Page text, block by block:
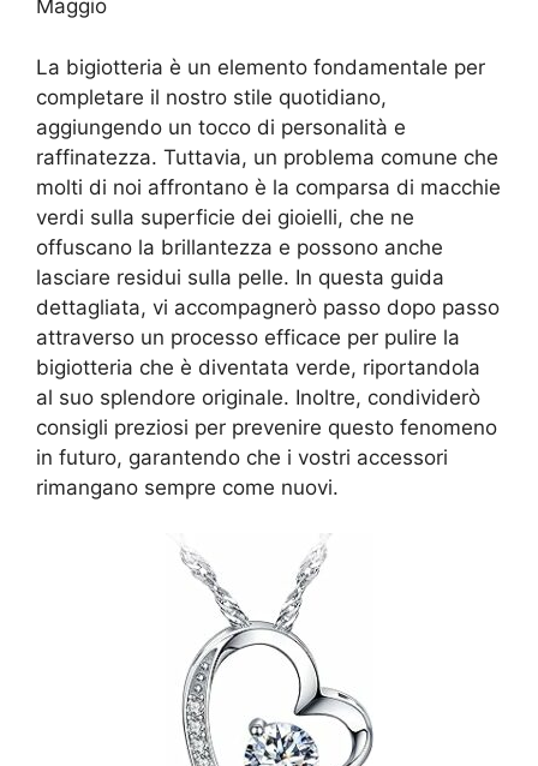
Maggio
La bigiotteria è un elemento fondamentale per
completare il nostro stile quotidiano,
aggiungendo un tocco di personalità e
raffinatezza. Tuttavia, un problema comune che
molti di noi affrontano è la comparsa di macchie
verdi sulla superficie dei gioielli, che ne
offuscano la brillantezza e possono anche
lasciare residui sulla pelle. In questa guida
dettagliata, vi accompagnerò passo dopo passo
attraverso un processo efficace per pulire la
bigiotteria che è diventata verde, riportandola
al suo splendore originale. Inoltre, condividerò
consigli preziosi per prevenire questo fenomeno
in futuro, garantendo che i vostri accessori
rimangano sempre come nuovi.